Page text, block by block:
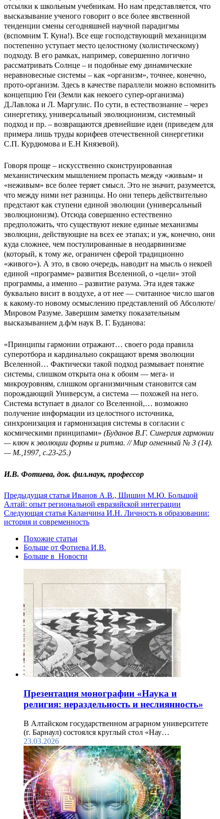
отсылки к школьным учебникам. Но нам представляется, что
высказывание ученого говорит о все более явственной
тенденции смены сегодняшней научной парадигмы
(вспомним Т. Куна!). Все еще господствующий механицизм
постепенно уступает место целостному (холистическому)
подходу. В его рамках, например, совершенно логично
рассматривать Солнце – и подобные ему динамические
неравновесные системы – как «организм», точнее, конечно,
прото-организм. Здесь в качестве параллели можно вспомнить
концепцию Геи (Земли как некоего супер-организма)
Д.Лавлока и Л. Маргулис. По сути, в естествознание – через
синергетику, универсальный эволюционизм, системный
подход и пр. – возвращаются древнейшие идеи (приведем для
примера лишь труды корифеев отечественной синергетики
С.П. Курдюмова и Е.Н Князевой).
Говоря проще – искусственно сконструированная
механистическим мышлением пропасть между «живым» и
«неживым» все более теряет смысл. Это не значит, разумеется,
что между ними нет разницы. Но они теперь действительно
предстают как ступени единой эволюции (универсальный
эволюционизм). Отсюда совершенно естественно
предположить, что существуют некие единые механизмы
эволюции, действующие на всех ее этапах; и уж, конечно, они
куда сложнее, чем постулированные в неодарвинизме
(который, к тому же, ограничен сферой традиционно
«живого»). А это, в свою очередь, наводит на мысль о некоей
единой «программе» развития Вселенной, о «цели» этой
программы, а именно – развитие разума. Эта идея также
буквально висит в воздухе, а от нее — считанное число шагов
к какому-то новому осмыслению представлений об Абсолюте/
Мировом Разуме. Завершим заметку показательным
высказыванием д.ф/м наук В. Г. Буданова:
«Принципы гармонии отражают… своего рода правила
суперотбора и кардинально сокращают время эволюции
Вселенной… Фактически такой подход размывает понятие
системы, слишком открыта она к обоим — мега- и
микроуровням, слишком организмичным становится сам
порождающий Универсум, а система — похожей на него.
Система вступает в диалог со Вселенной,… возможно
получение информации из целостного источника,
синхронизация и гармонизация системы в согласии с
космическими принципами» (Буданов В.Г. Синергия гармонии
— ключ к эволюции формы и ритма. // Мир огненный № 3 (14).
— М.,1997, с.23-25.)
И.В. Фотиева, док. фил.наук, профессор
Предыдущая статья Иванов А.В., Шишин М.Ю. Большой
Алтай: опыт региональной евразийской интеграции
Следующая статья Каланчина И.Н. Личность в образовании:
история и современность
Похожие статьи
Больше от Фотиева И.В.
Больше в Новости
Презентация монографии «Наука и
религия: нераздельность и неслиянность»
В Алтайском государственном аграрном университете
(г. Барнаул) состоялся круглый стол «Нау…
23.03.2026